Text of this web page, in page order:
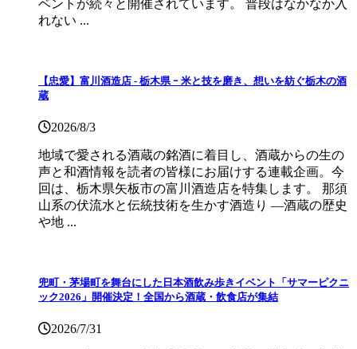
ベントが続々と開催されています。 普段はなかなか入
れない ...
【忠愛】富川酒造店 ‐ 栃木県 ｰ 米と技を磨き、想いを紡ぐ栃木の酒
蔵
2026/8/3
地域で愛される酒蔵の銘酒に着目し、酒蔵からの生の
声と和酒情報を読者の皆様にお届けする連載企画。今
回は、栃木県矢板市の富川酒造店を特集します。 那須
山系の伏流水と伝統技術を生かす酒造り ―酒蔵の歴史
や地 ...
兜町・茅場町を舞台にした日本酒飲み歩きイベント「サマーピクニ
ック2026」開催決定！全国から酒蔵・飲食店が集結
2026/7/31